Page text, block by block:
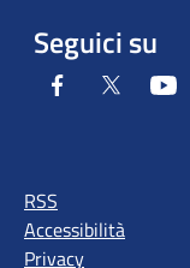
Seguici su
Facebook Twitter
RSS
Accessibilità
Privacy